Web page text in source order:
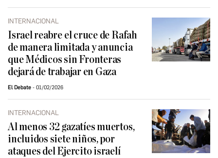
INTERNACIONAL
Israel reabre el cruce de Rafah
de manera limitada y anuncia
que Médicos sin Fronteras
dejará de trabajar en Gaza
El Debate 01/02/2026
INTERNACIONAL
Al menos 32 gazatíes muertos,
incluidos siete niños, por
ataques del Ejercito israelí